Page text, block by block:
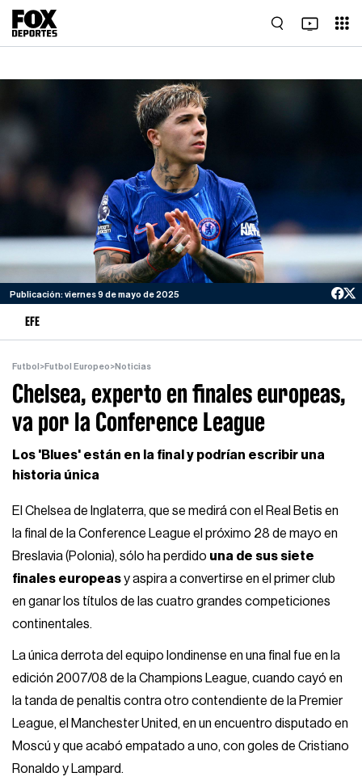
Publicación: viernes 9 de mayo de 2025
EFE
Futbol >Futbol Europeo>Noticias
Chelsea, experto en finales europeas,
va por la Conference League
Los 'Blues' están en la final y podrían escribir una
historia única
El Chelsea de Inglaterra, que se medirá con el Real Betis en
la final de la Conference League el próximo 28 de mayo en
Breslavia (Polonia), sólo ha perdido una de sus siete
finales europeasy aspira a convertirse en el primer club
en ganar los títulos de las cuatro grandes competiciones
continentales.
La única derrota del equipo londinense en una final fue en la
edición 2007/08 de la Champions League, cuando cayó en
la tanda de penaltis contra otro contendiente de la Premier
League, el Manchester United, en un encuentro disputado en
Moscú y que acabó empatado a uno, con goles de Cristiano
Ronaldo y Lampard.